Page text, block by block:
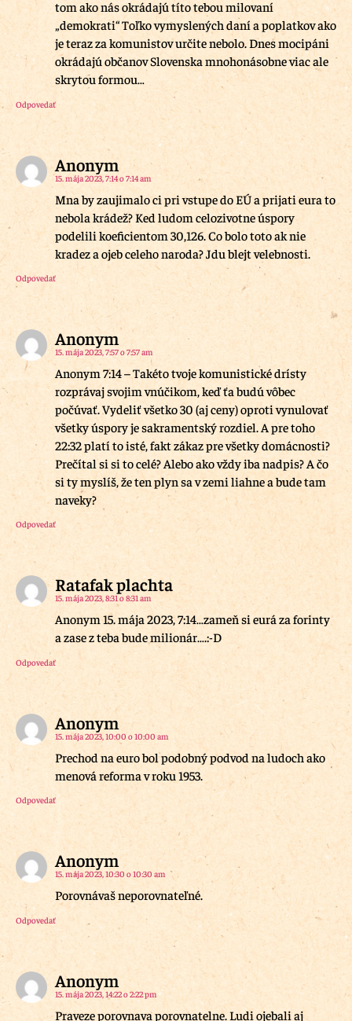
tom ako nás okrádajú títo tebou milovaní
„demokrati“ Toľko vymyslených daní a poplatkov ako
je teraz za komunistov určite nebolo. Dnes mocipáni
okrádajú občanov Slovenska mnohonásobne viac ale
skrytou formou…
Odpovedať
Anonym
15. mája 2023, 7:14 o 7:14 am
Mna by zaujimalo ci pri vstupe do EÚ a prijati eura to
nebola krádež? Ked ludom celozivotne úspory
podelili koeficientom 30,126. Co bolo toto ak nie
kradez a ojeb celeho naroda? Jdu blejt velebnosti.
Odpovedať
Anonym
15. mája 2023, 7:57 o 7:57 am
Anonym 7:14 – Takéto tvoje komunistické drísty
rozprávaj svojim vnúčikom, keď ťa budú vôbec
počúvať. Vydeliť všetko 30 (aj ceny) oproti vynulovať
všetky úspory je sakramentský rozdiel. A pre toho
22:32 platí to isté, fakt zákaz pre všetky domácnosti?
Prečítal si si to celé? Alebo ako vždy iba nadpis? A čo
si ty myslíš, že ten plyn sa v zemi liahne a bude tam
naveky?
Odpovedať
Ratafak plachta
15. mája 2023, 8:31 o 8:31 am
Anonym 15. mája 2023, 7:14…zameň si eurá za forinty
a zase z teba bude milionár….:-D
Odpovedať
Anonym
15. mája 2023, 10:00 o 10:00 am
Prechod na euro bol podobný podvod na ludoch ako
menová reforma v roku 1953.
Odpovedať
Anonym
15. mája 2023, 10:30 o 10:30 am
Porovnávaš neporovnateľné.
Odpovedať
Anonym
15. mája 2023, 14:22 o 2:22 pm
Praveze porovnava porovnatelne. Ludi ojebali aj